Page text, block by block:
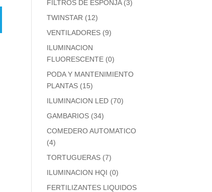
FILTROS DE ESPONJA (3)
TWINSTAR (12)
VENTILADORES (9)
ILUMINACION
FLUORESCENTE (0)
PODA Y MANTENIMIENTO
PLANTAS (15)
ILUMINACION LED (70)
GAMBARIOS (34)
COMEDERO AUTOMATICO
(4)
TORTUGUERAS (7)
ILUMINACION HQI (0)
FERTILIZANTES LIQUIDOS